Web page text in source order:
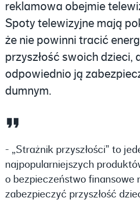
reklamowa obejmie
Spoty telewizyjne mają
że nie powinni tracić
przyszłość swoich dzieci,
odpowiednio ją
dumnym.
- „Strażnik przyszłości” to
najpopularniejszych
o bezpieczeństwo finansowe
zabezpieczyć przyszłość